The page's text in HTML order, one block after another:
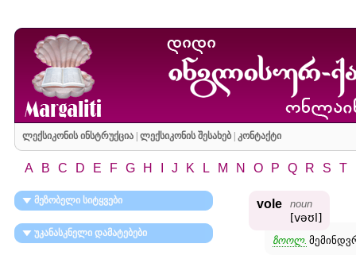
ლექსიკონის ინსტრუქცია| ლექსიკონის შესახებ| კონტაქტი
A B C D E F G H J K L M N O P Q R S T
მეზობელი სიტყვები
უკანასკნელი დამატებები
vole noun
[vəʊl]
ზოოლ.